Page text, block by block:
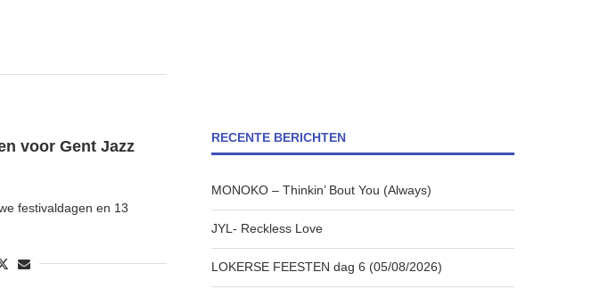
voor Gent Jazz
festivaldagen en 13
RECENTE BERICHTEN
MONOKO – Thinkin’ Bout You (Always)
JYL- Reckless Love
LOKERSE FEESTEN dag 6 (05/08/2026)